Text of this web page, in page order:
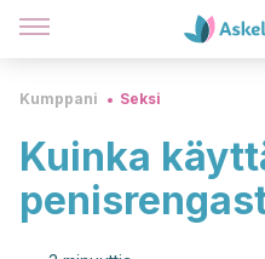
Kumppani Seksi
Kuinka